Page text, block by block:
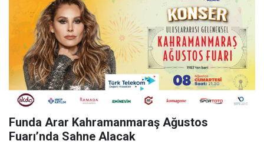
Funda Arar Kahramanmaraş Ağustos
Fuarı’nda Sahne Alacak